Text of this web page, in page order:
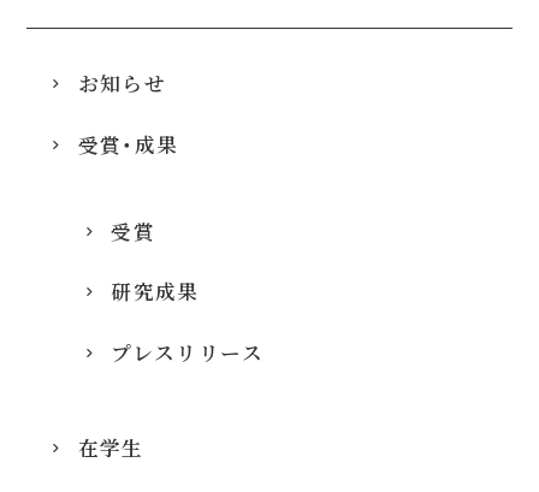
お知らせ
受賞・成果
受賞
研究成果
プレスリリース
在学生